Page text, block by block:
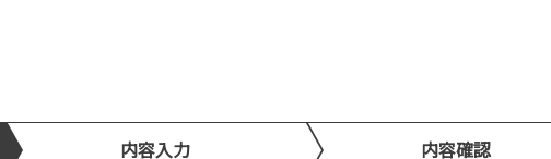
内容入力 内容確認